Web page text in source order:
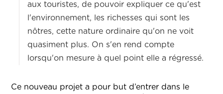
aux touristes, de pouvoir expliquer ce qu'est
l'environnement, les richesses qui sont les
nôtres, cette nature ordinaire qu'on ne voit
quasiment plus. On s'en rend compte
lorsqu'on mesure à quel point elle a régressé.
Ce nouveau projet a pour but d’entrer dans le